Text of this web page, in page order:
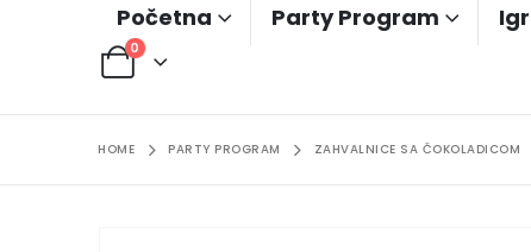
Početna Party Program
0
HOME PARTY PROGRAM ZAHVALNICE SA ČOKOLADICOM